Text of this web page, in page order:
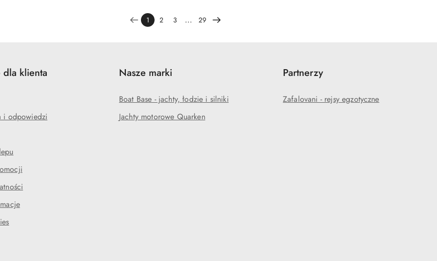
promocją:1 2 3 ... 29
klienta
i odpowiedzi
Nasze marki
Boat Base - jachty, łodzie i silniki
Jachty motorowe Quarken
Partnerzy
Zafalovani - rejsy egzotyczne